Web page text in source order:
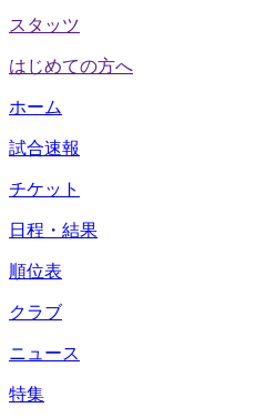
スタッツ
はじめての方へ
ホーム
試合速報
チケット
日程・結果
順位表
クラブ
ニュース
特集